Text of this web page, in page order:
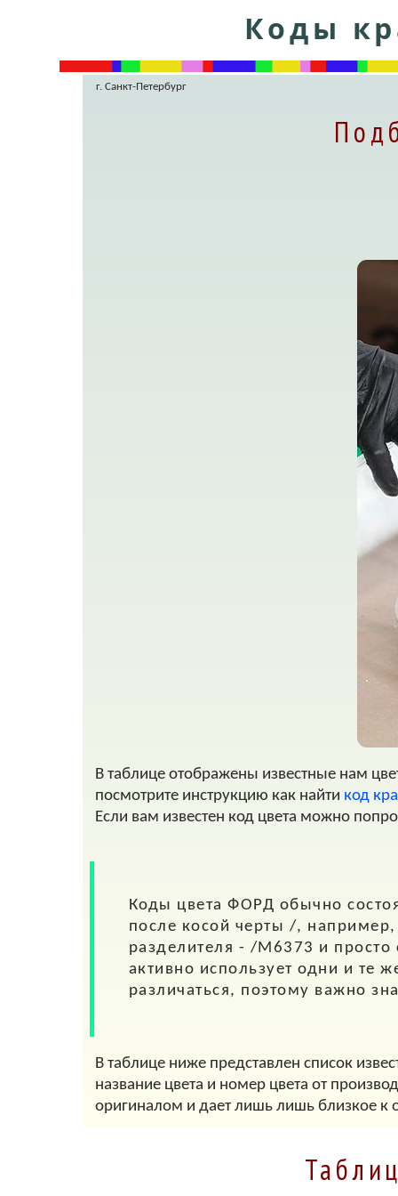
Коды
г. Санкт-Петербург
В таблице отображены известные нам
посмотрите инструкцию как найти код
Если вам известен код цвета можно
Коды цветаФОРД обычно
после косой черты /,
разделителя - /M6373 и просто
активно использует одни и те
различаться, поэтому важно
В таблице ниже представлен список
название цвета и номер цвета от
оригиналом и дает лишь лишь близкое к